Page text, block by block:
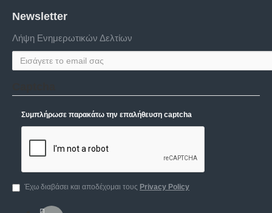
Newsletter
Λήψη Ενημερωτικών Δελτίων
Συμπλήρωσε παρακάτω την επαλήθευση captcha
Έχω διαβάσει και αποδέχομαι τους Privacy Policy